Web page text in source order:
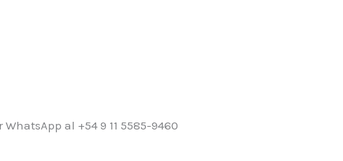
al +54 9 11 5585-9460